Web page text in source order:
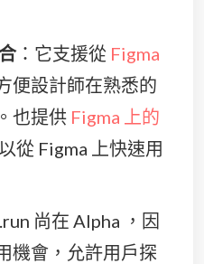
：它支援從 Figma
便設計師在熟悉的
也提供 Figma 上的
從 Figma 上快速用
尚在 Alpha ，因
機會，允許用戶探